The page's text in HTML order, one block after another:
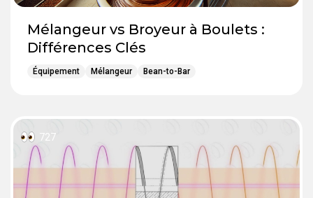
Mélangeur vs Broyeur à Boulets :
Différences Clés
Équipement Mélangeur Bean-to-Bar
727